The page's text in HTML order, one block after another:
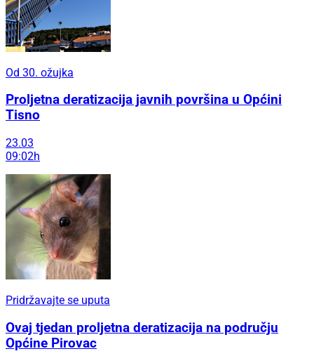
Od 30. ožujka
Proljetna deratizacija javnih površina u Općini
Tisno
23.03
09:02h
Pridržavajte se uputa
Ovaj tjedan proljetna deratizacija na području
Općine Pirovac